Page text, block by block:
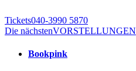
Tickets040-3990 5870
Die nächstenVORSTELLUNGEN
Bookpink